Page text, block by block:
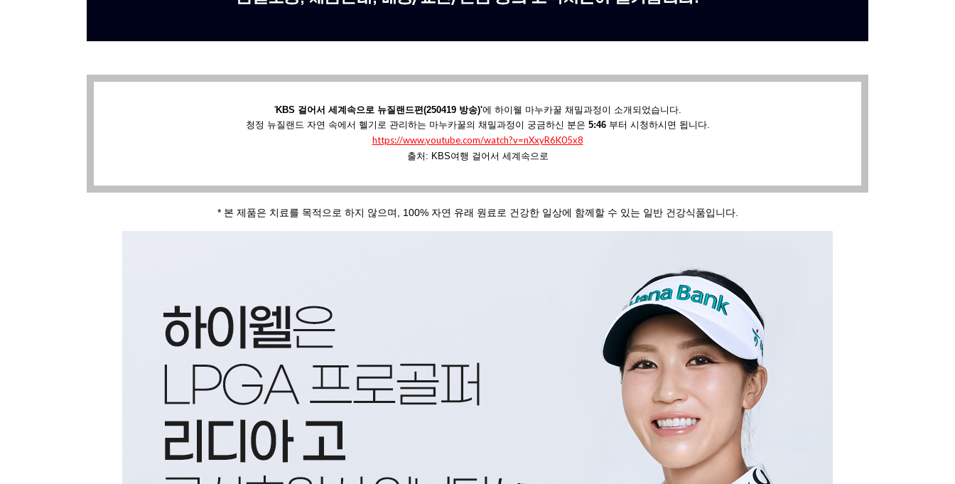
'KBS 걸어서 세계속으로 뉴질랜드편(250419 방송)'에 하이웰 마누카꿀 채밀과정이 소개되었습니다.
청정 뉴질랜드 자연 속에서 헬기로 관리하는 마누카꿀의 채밀과정이 궁금하신 분은 5:46부터 시청하시면 됩니다.
https://www.youtube.com/watch?v=nXxyR6K05x8
출처: KBS여행 걸어서 세계속으로
* 본 제품은 치료를 목적으로 하지 않으며, 100% 자연 유래 원료로 건강한 일상에 함께할 수 있는 일반 건강식품입니다.